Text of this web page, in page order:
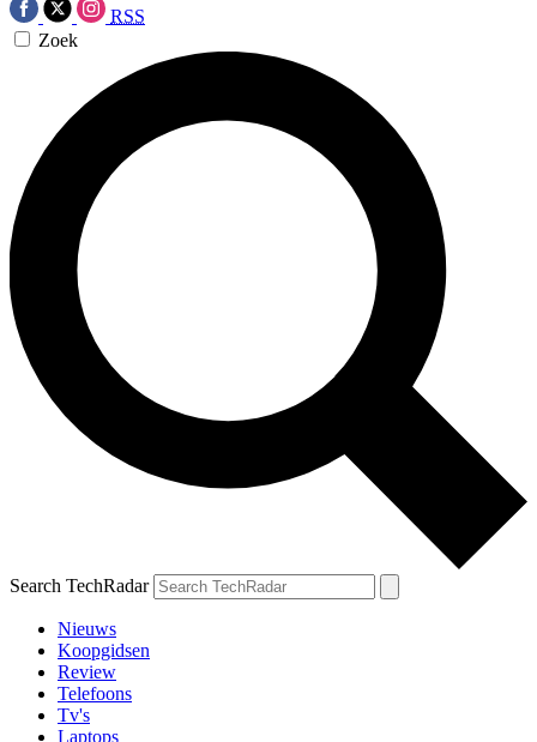
RSS
Zoek
Search TechRadar
Nieuws
Koopgidsen
Review
Telefoons
Tv's
Laptops